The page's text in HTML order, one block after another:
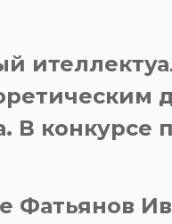
В конкурсе
Фатьянов